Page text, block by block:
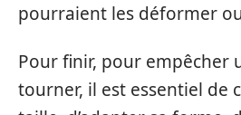
pourraient les déformer
Pour finir, pour empêcher
tourner, il est essentiel de